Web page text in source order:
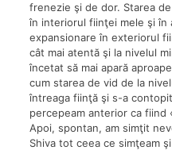
frenezie şi de dor. Starea
în interiorul fiinţei mele şi în
expansionare în exteriorul
cât mai atentă şi la nivelul
încetat să mai apară
cum starea de vid de la
întreaga fiinţă şi s-a
percepeam anterior ca fiind
Apoi, spontan, am simţit
Shiva tot ceea ce simţeam